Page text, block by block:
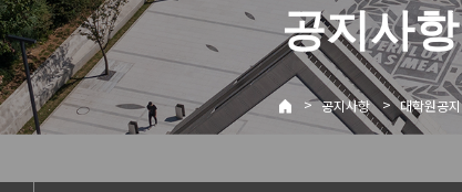
공지사항
> 공지사항 > 대학원공지